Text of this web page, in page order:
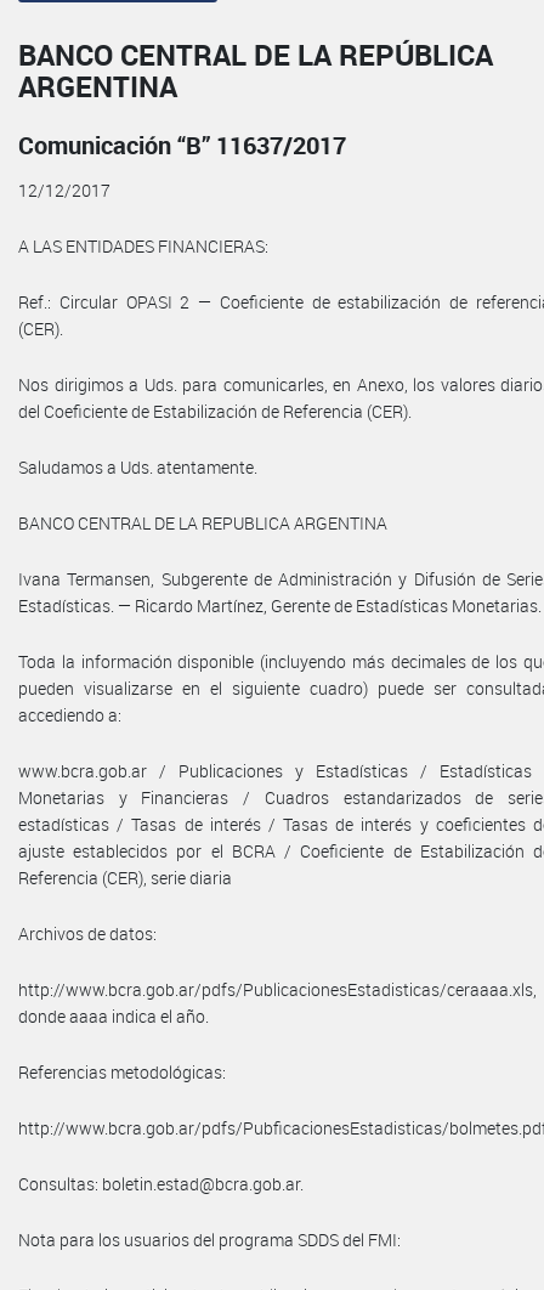
BANCO CENTRAL DE LA REPÚBLICA
ARGENTINA
Comunicación “B” 11637/2017
12/12/2017
A LAS ENTIDADES FINANCIERAS:
Ref.: Circular OPASI 2 — Coeficiente de estabilización de
(CER).
Nos dirigimos a Uds. para comunicarles, en Anexo, los valores
del Coeficiente de Estabilización de Referencia (CER).
Saludamos a Uds. atentamente.
BANCO CENTRAL DE LA REPUBLICA ARGENTINA
Ivana Termansen, Subgerente de Administración y Difusión de
Estadísticas. — Ricardo Martínez, Gerente de Estadísticas Monetarias.
Toda la información disponible (incluyendo más decimales de los
pueden visualizarse en el siguiente cuadro) puede ser
accediendo a:
www.bcra.gob.ar / Publicaciones y Estadísticas /
Monetarias y Financieras / Cuadros estandarizados de
estadísticas / Tasas de interés / Tasas de interés y coeficientes
ajuste establecidos por el BCRA / Coeficiente de Estabilización
Referencia (CER), serie diaria
Archivos de datos:
http://www.bcra.gob.ar/pdfs/PublicacionesEstadisticas/ceraaaa.xls,
donde aaaa indica el año.
Referencias metodológicas:
http://www.bcra.gob.ar/pdfs/PubficacionesEstadisticas/
Consultas: boletin.estad@bcra.gob.ar.
Nota para los usuarios del programa SDDS del FMI: